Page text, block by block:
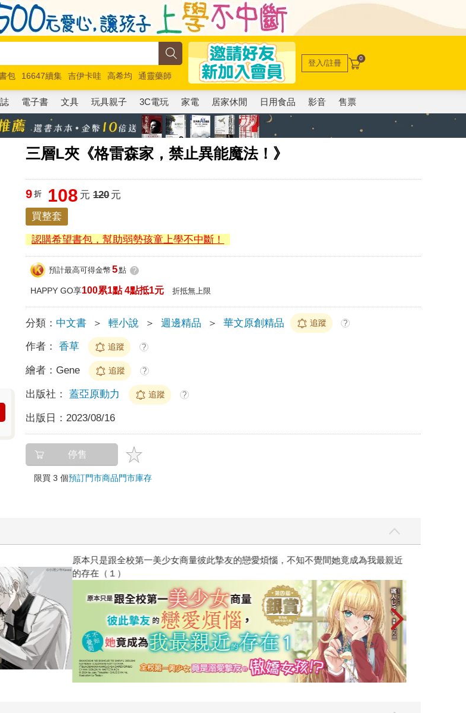
包 16647續集 吉伊卡哇 高希均
通靈藥師
玩具總動員5 超慢跑
登入/註冊 0
電子書 文具 玩具親子 3C電玩 家電 居家休閒 日用食品 影音 售票
三層L夾《格雷森家，禁止異能魔法！》
9 折 108 元 120元
買整套
認購希望書包，幫助弱勢孩童上學不中斷！
預計最高可得金幣 5點 ?
HAPPY GO享100累1點 4點抵1元 折抵無上限
分類： 中文書 ＞ 輕小說 ＞ 週邊精品 ＞ 華文原創精品 追蹤 ?
作者： 香草 追蹤 ?
繪者： Gene 追蹤 ?
出版社： 蓋亞原動力 追蹤 ?
出版日： 2023/08/16
停售
限買 3 個預訂門市商品門市庫存
原本只是跟全校第一美少女商量彼此摯友的戀愛煩惱，不知不覺間她竟成為我最親近
的存在（１）
台灣角川2026